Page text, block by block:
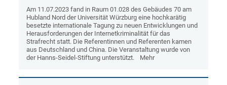
Am 11.07.2023 fand in Raum 01.028 des Gebäudes 70 am
Hubland Nord der Universität Würzburg eine hochkarätig
besetzte internationale Tagung zu neuen Entwicklungen und
Herausforderungen der Internetkriminalität für das
Strafrecht statt. Die Referentinnen und Referenten kamen
aus Deutschland und China. Die Veranstaltung wurde von
der Hanns-Seidel-Stiftung unterstützt.
Mehr